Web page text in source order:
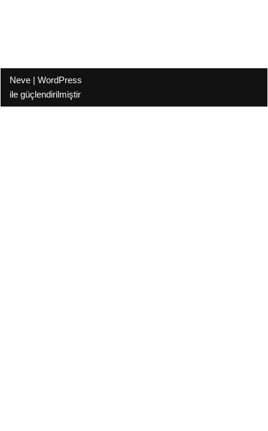
Neve | WordPress
ile güçlendirilmiştir